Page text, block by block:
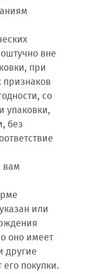
вне
при
со
упаковки,
без
вам
или
оно имеет
другие
покупки.